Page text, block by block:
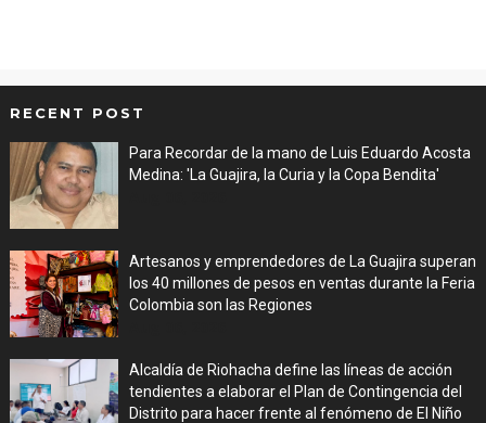
RECENT POST
Para Recordar de la mano de Luis Eduardo Acosta
Medina: 'La Guajira, la Curia y la Copa Bendita'
Artesanos y emprendedores de La Guajira superan
los 40 millones de pesos en ventas durante la Feria
Colombia son las Regiones
Alcaldía de Riohacha define las líneas de acción
tendientes a elaborar el Plan de Contingencia del
Distrito para hacer frente al fenómeno de El Niño